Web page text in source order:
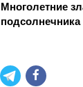
Многолетние
подсолнечника